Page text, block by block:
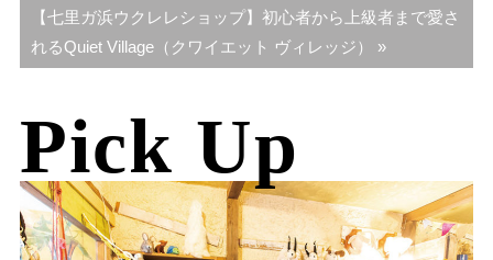
【七里ガ浜ウクレレショップ】初心者から上級者まで愛さ
れるQuiet Village（クワイエット ヴィレッジ） »
Pick Up